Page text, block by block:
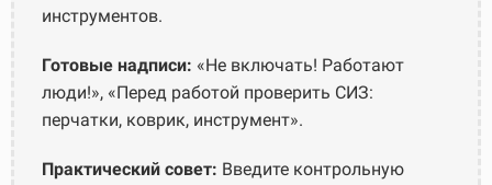
инструментов.
Готовые надписи: «Не включать! Работают
люди!», «Перед работой проверить СИЗ:
перчатки, коврик, инструмент».
Практический совет: Введите контрольную